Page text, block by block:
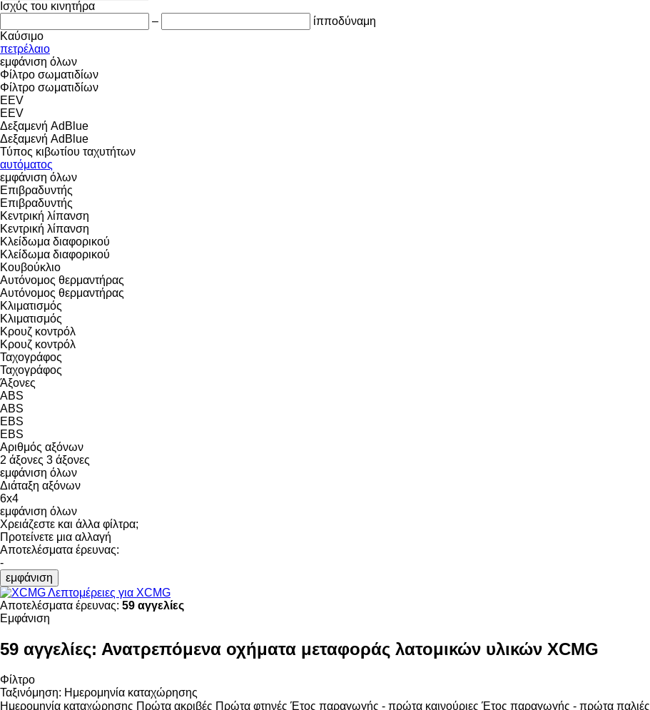
Ισχύς του κινητήρα
–
ίπποδύναμη
Καύσιμο
πετρέλαιο
εμφάνιση όλων
Φίλτρο σωματιδίων
Φίλτρο σωματιδίων
EEV
EEV
Δεξαμενή AdBlue
Δεξαμενή AdBlue
Τύπος κιβωτίου ταχυτήτων
αυτόματος
εμφάνιση όλων
Επιβραδυντής
Επιβραδυντής
Κεντρική λίπανση
Κεντρική λίπανση
Κλείδωμα διαφορικού
Κλείδωμα διαφορικού
Κουβούκλιο
Αυτόνομος θερμαντήρας
Αυτόνομος θερμαντήρας
Κλιματισμός
Κλιματισμός
Κρουζ κοντρόλ
Κρουζ κοντρόλ
Ταχογράφος
Ταχογράφος
Άξονες
ABS
ABS
EBS
EBS
Αριθμός αξόνων
2 άξονες 3 άξονες
εμφάνιση όλων
Διάταξη αξόνων
6x4
εμφάνιση όλων
Χρειάζεστε και άλλα φίλτρα;
Προτείνετε μια αλλαγή
Αποτελέσματα έρευνας:
-
εμφάνιση
Λεπτομέρειες για XCMG
Αποτελέσματα έρευνας: 59 αγγελίες
Εμφάνιση
59 αγγελίες: Ανατρεπόμενα οχήματα μεταφοράς λατομικών υλικών XCMG
Φίλτρο
Ταξινόμηση: Ημερομηνία καταχώρησης
Ημερομηνία καταχώρησης Πρώτα ακριβές Πρώτα φτηνές Έτος παραγωγής - πρώτα καινούριες Έτος παραγωγής - πρώτα παλιές